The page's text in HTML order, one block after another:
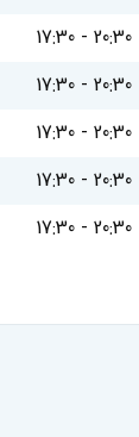
17:30 - 20:30
17:30 - 20:30
17:30 - 20:30
17:30 - 20:30
17:30 - 20:30